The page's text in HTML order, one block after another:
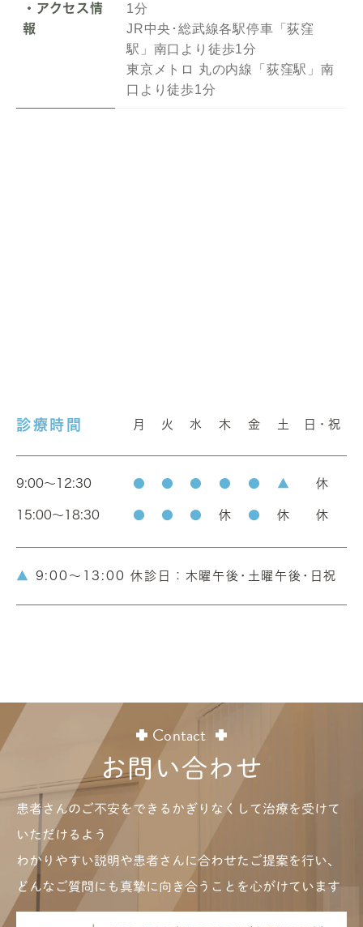
・アクセス情
報
1分
JR中央･総武線各駅停車「荻窪
駅」南口より徒歩1分
東京メトロ 丸の内線「荻窪駅」南
口より徒歩1分
診療時間 月 火 水 木 金 土 日・祝
9:00～12:30 ● ● ● ● ● ▲ 休
15:00～18:30 ● ● ● 休 ● 休 休
▲ 9:00～13:00 休診日：木曜午後･土曜午後･日祝
Contact
お問い合わせ
患者さんのご不安をできるかぎりなくして治療を受けて
いただけるよう
わかりやすい説明や患者さんに合わせたご提案を行い、
どんなご質問にも真摯に向き合うことを心がけています